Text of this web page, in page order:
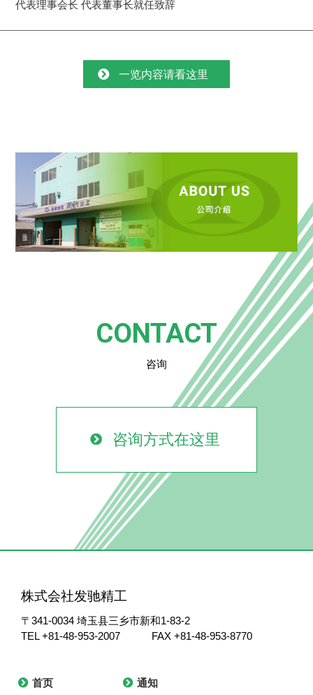
代表理事会长 代表董事长就任致辞
一览内容请看这里
CONTACT
咨询
咨询方式在这里
株式会社发驰精工
〒341-0034 埼玉县三乡市新和1-83-2
TEL +81-48-953-2007
FAX +81-48-953-8770
首页 通知